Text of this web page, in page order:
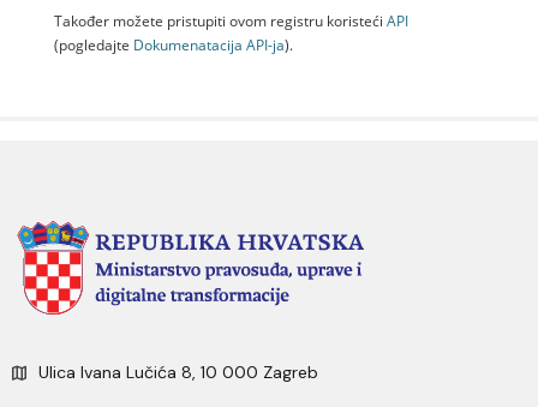
Također možete pristupiti ovom registru koristeći API
(pogledajte Dokumenаtаcijа API-jа).